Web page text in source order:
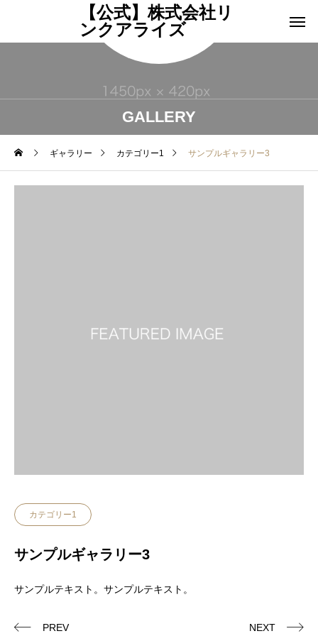
【公式】株式会社リ
ンクアライズ
GALLERY
ギャラリー カテゴリー1 サンプルギャラリー3
カテゴリー1
サンプルギャラリー3
サンプルテキスト。サンプルテキスト。
PREV NEXT